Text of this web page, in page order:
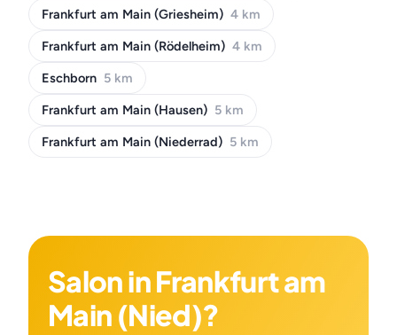
Frankfurt am Main (Griesheim) 4 km
Frankfurt am Main (Rödelheim) 4 km
Eschborn 5 km
Frankfurt am Main (Hausen) 5 km
Frankfurt am Main (Niederrad) 5 km
Salon in Frankfurt am
Main (Nied)?